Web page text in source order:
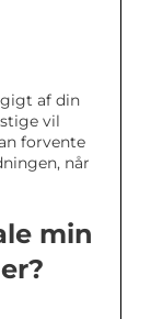
af din
vil
forvente
når
min